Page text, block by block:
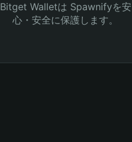
Bitget Walletは Spawnifyを安
心・安全に保護します。